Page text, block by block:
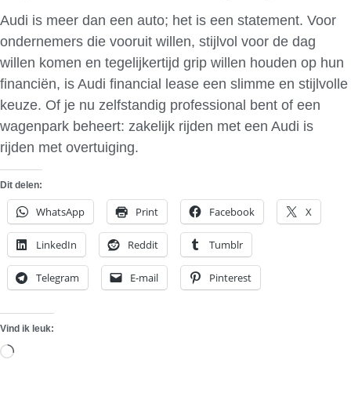
Audi is meer dan een auto; het is een statement. Voor
ondernemers die vooruit willen, stijlvol voor de dag
willen komen en tegelijkertijd grip willen houden op hun
financiën, is Audi financial lease een slimme en stijlvolle
keuze. Of je nu zelfstandig professional bent of een
wagenpark beheert: zakelijk rijden met een Audi is
rijden met overtuiging.
Dit delen:
WhatsApp Print Facebook X
LinkedIn Reddit Tumblr
Telegram E-mail Pinterest
Vind ik leuk:
Aan